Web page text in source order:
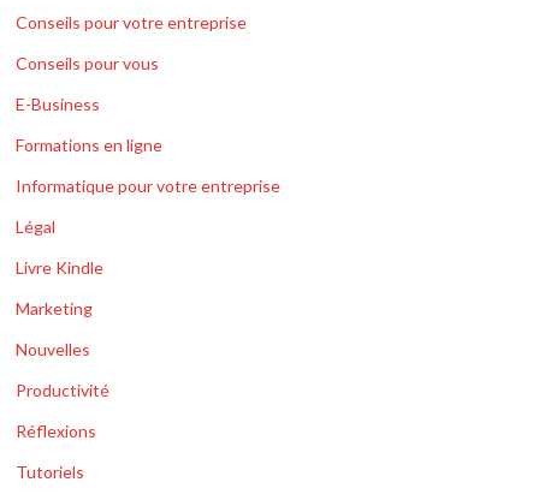
Conseils pour votre entreprise
Conseils pour vous
E-Business
Formations en ligne
Informatique pour votre entreprise
Légal
Livre Kindle
Marketing
Nouvelles
Productivité
Réflexions
Tutoriels